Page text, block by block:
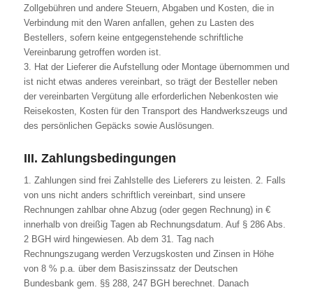
Zollgebühren und andere Steuern, Abgaben und Kosten, die in
Verbindung mit den Waren anfallen, gehen zu Lasten des
Bestellers, sofern keine entgegenstehende schriftliche
Vereinbarung getroffen worden ist.
3. Hat der Lieferer die Aufstellung oder Montage übernommen und
ist nicht etwas anderes vereinbart, so trägt der Besteller neben
der vereinbarten Vergütung alle erforderlichen Nebenkosten wie
Reisekosten, Kosten für den Transport des Handwerkszeugs und
des persönlichen Gepäcks sowie Auslösungen.
III. Zahlungsbedingungen
1. Zahlungen sind frei Zahlstelle des Lieferers zu leisten. 2. Falls
von uns nicht anders schriftlich vereinbart, sind unsere
Rechnungen zahlbar ohne Abzug (oder gegen Rechnung) in €
innerhalb von dreißig Tagen ab Rechnungsdatum. Auf § 286 Abs.
2 BGH wird hingewiesen. Ab dem 31. Tag nach
Rechnungszugang werden Verzugskosten und Zinsen in Höhe
von 8 % p.a. über dem Basiszinssatz der Deutschen
Bundesbank gem. §§ 288, 247 BGH berechnet. Danach